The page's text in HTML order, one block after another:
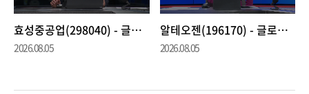
효성중공업(298040) - 글로벌 전력 인프라 성장세 지속
2026.08.05
알테오젠(196170) - 글로벌 파트너십 추가 기술수출 기대감
2026.08.05